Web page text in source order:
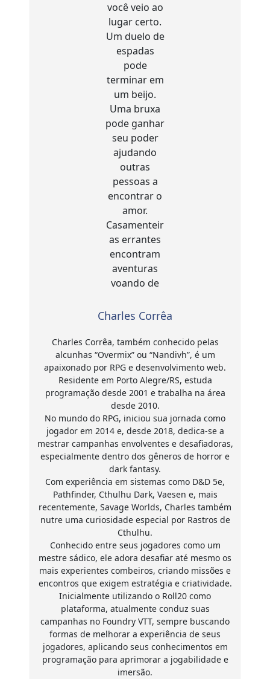
Charles Corrêa
Charles Corrêa, também conhecido pelas
alcunhas “Overmix” ou “Nandivh”, é um
apaixonado por RPG e desenvolvimento web.
Residente em Porto Alegre/RS, estuda
programação desde 2001 e trabalha na área
desde 2010.
No mundo do RPG, iniciou sua jornada como
jogador em 2014 e, desde 2018, dedica-se a
mestrar campanhas envolventes e desafiadoras,
especialmente dentro dos gêneros de horror e
dark fantasy.
Com experiência em sistemas como D&D 5e,
Pathfinder, Cthulhu Dark, Vaesen e, mais
recentemente, Savage Worlds, Charles também
nutre uma curiosidade especial por Rastros de
Cthulhu.
Conhecido entre seus jogadores como um
mestre sádico, ele adora desafiar até mesmo os
mais experientes combeiros, criando missões e
encontros que exigem estratégia e criatividade.
Inicialmente utilizando o Roll20 como
plataforma, atualmente conduz suas
campanhas no Foundry VTT, sempre buscando
formas de melhorar a experiência de seus
jogadores, aplicando seus conhecimentos em
programação para aprimorar a jogabilidade e
imersão.